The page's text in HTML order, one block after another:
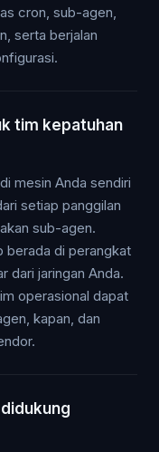
cron, sub-agen,
serta berjalan
tim kepatuhan
mesin Anda sendiri
setiap panggilan
sub-agen.
berada di perangkat
dari jaringan Anda.
operasional dapat
kapan, dan